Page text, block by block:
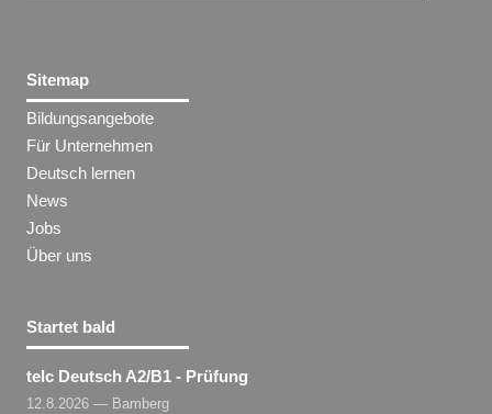
Sitemap
Bildungsangebote
Für Unternehmen
Deutsch lernen
News
Jobs
Über uns
Startet bald
telc Deutsch A2/B1 - Prüfung
12.8.2026 — Bamberg